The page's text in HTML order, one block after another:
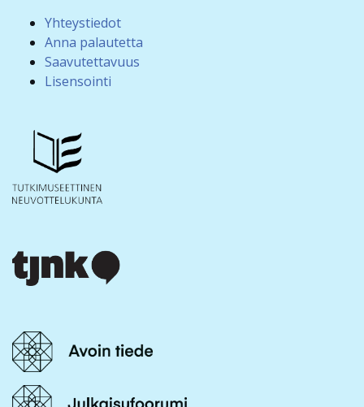
Yhteystiedot
Anna palautetta
Saavutettavuus
Lisensointi